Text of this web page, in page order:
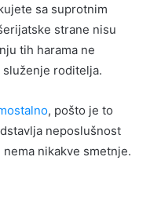
sa suprotnim
strane nisu
tih harama ne
roditelja.
, pošto je to
neposlušnost
nema nikakve smetnje.